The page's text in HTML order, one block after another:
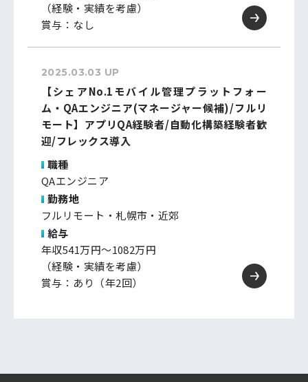
（経験・実績を考慮）
賞与：なし
2025.03.03 UP
【シェアNo.1モバイル管理プラットフォー
ム・QAエンジニア(マネージャー候補)/フルリ
モート】アプリQA経験者/自動化構築経験者歓
迎/フレックス導入
職種
QAエンジニア
勤務地
フルリモート・札幌市・近郊
給与
年収541万円～1082万円
（経験・実績を考慮）
賞与：あり（年2回）